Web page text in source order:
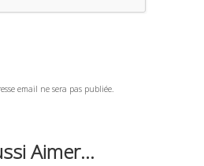
email ne sera pas publiée.
Aimer...